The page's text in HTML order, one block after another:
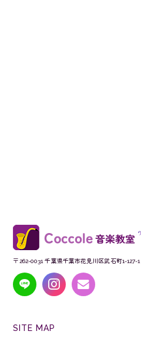
〒262-0031 千葉県千葉市花見川区武石町1-127-1
SITE MAP